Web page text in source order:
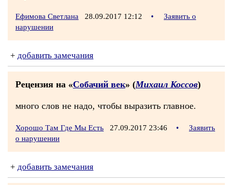
Ефимова Светлана 28.09.2017 12:12 •
Заявить о
нарушении
+ добавить замечания
Рецензия на «Собачий век» (Михаил Коссов)
много слов не надо, чтобы выразить главное.
Хорошо Там Где Мы Есть 27.09.2017 23:46 •
Заявить
о нарушении
+ добавить замечания